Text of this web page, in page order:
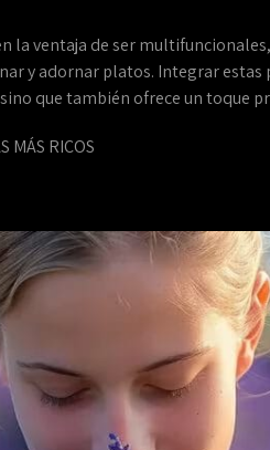
la ventaja de ser
y adornar platos. Integrar
que también ofrece un toque
MÁS RICOS